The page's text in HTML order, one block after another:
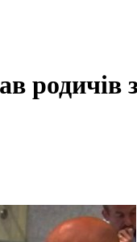
родичів